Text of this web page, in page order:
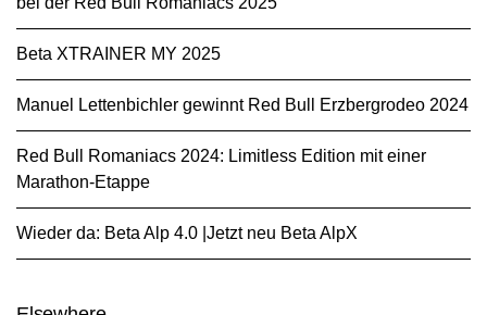
Beta XTRAINER MY 2025
Manuel Lettenbichler gewinnt Red Bull Erzbergrodeo 2024
Red Bull Romaniacs 2024: Limitless Edition mit einer
Marathon-Etappe
Wieder da: Beta Alp 4.0 |Jetzt neu Beta AlpX